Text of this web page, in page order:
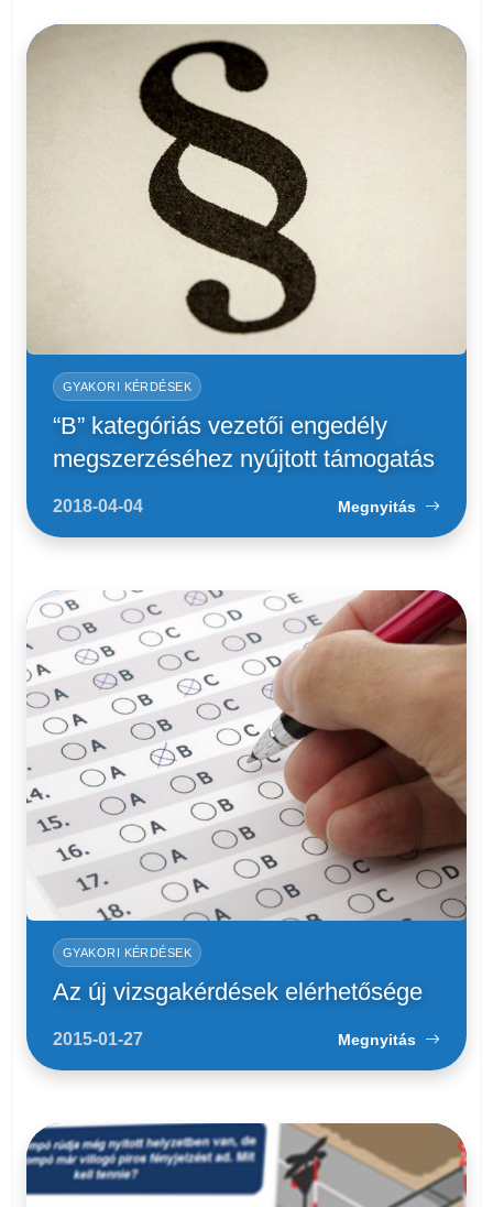
GYAKORI KÉRDÉSEK
“B” kategóriás vezetői engedély
megszerzéséhez nyújtott támogatás
2018-04-04 Megnyitás
GYAKORI KÉRDÉSEK
Az új vizsgakérdések elérhetősége
2015-01-27 Megnyitás